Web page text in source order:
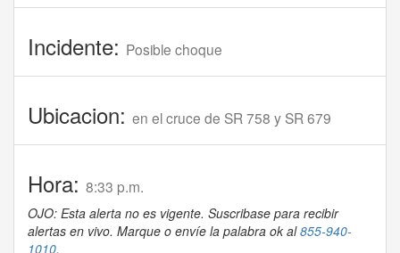
Incidente: Posible choque
Ubicacion: en el cruce de SR 758 y SR 679
Hora: 8:33 p.m.
OJO: Esta alerta no es vigente. Suscribase para recibir
alertas en vivo. Marque o envíe la palabra ok al855-940-
1010.